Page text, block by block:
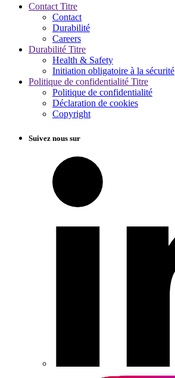
Contact Titre
Contact
Durabilité
Careers
Durabilité Titre
Health & Safety
Initiation obligatoire à la sécurité
Politique de confidentialité Titre
Politique de confidentialité
Déclaration de cookies
Copyright
Suivez nous sur